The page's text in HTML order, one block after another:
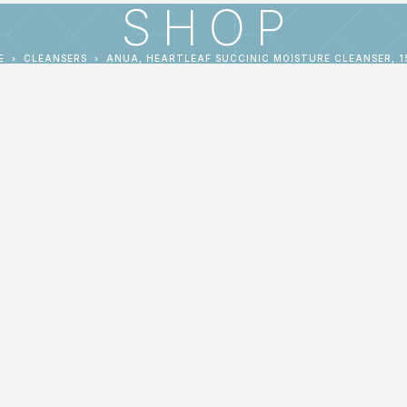
SHOP
CLEANSERS ANUA, HEARTLEAF SUCCINIC MOISTURE CLEANSER,